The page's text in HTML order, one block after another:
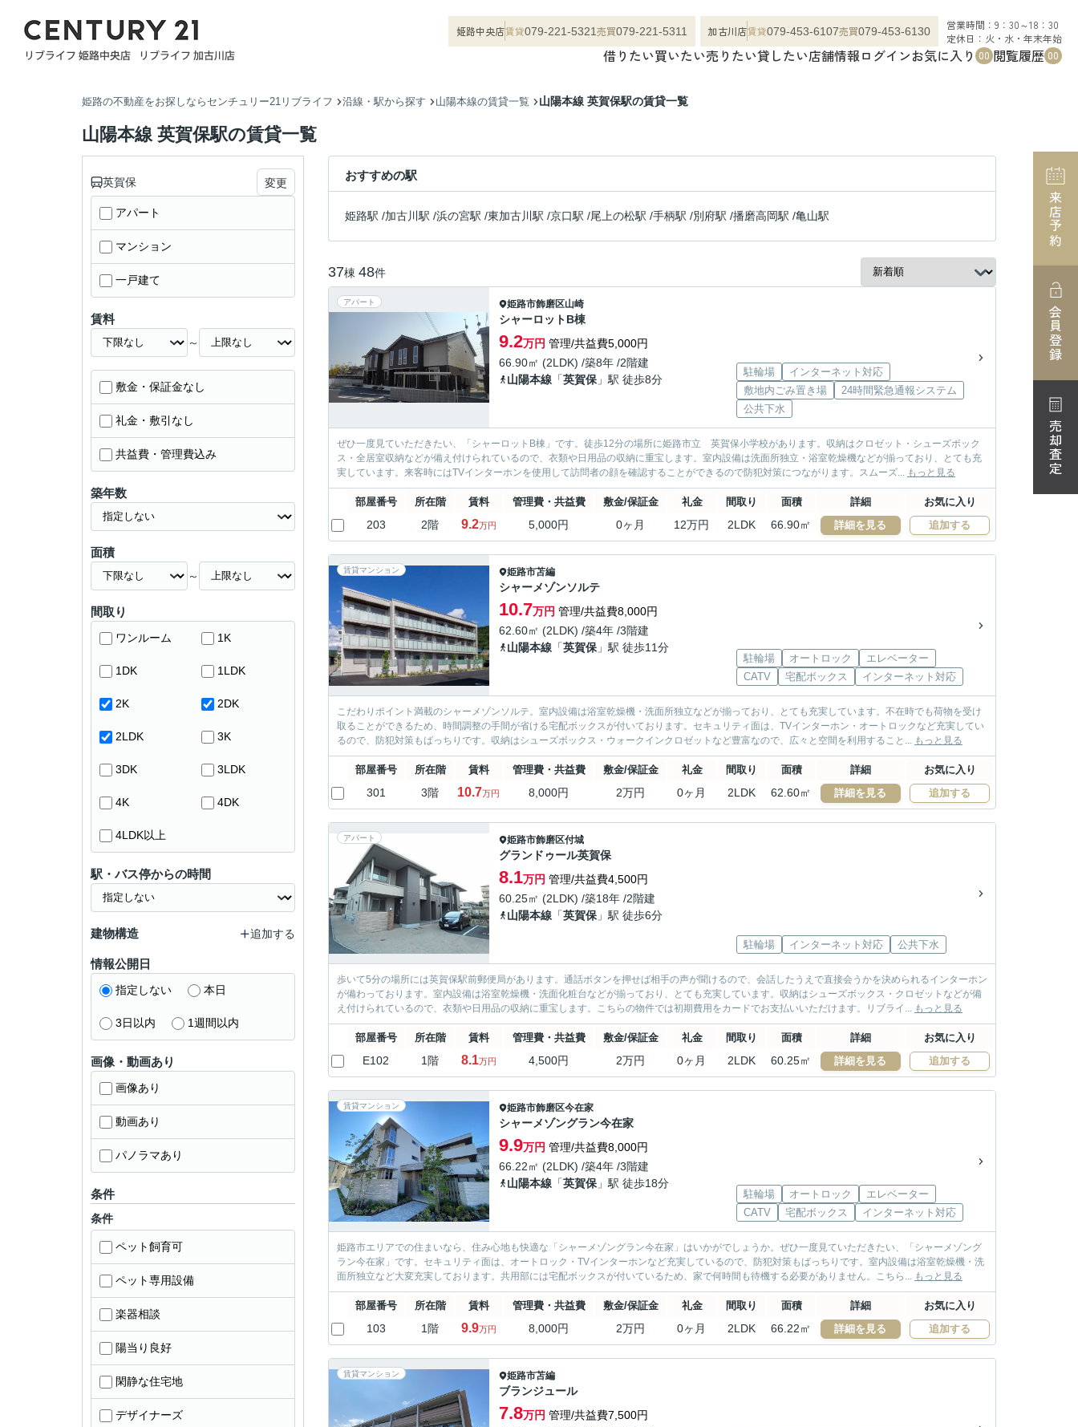
姫路中央店賃貸079-221-5321売買079-221-5311 加古川店賃貸079-453-6107売買079-453-6130
営業時間：9：30～18：30
定休日：火・水・年末年始
借りたい買いたい売りたい貸したい店舗情報ログインお気に入り 00 閲覧履歴 00
姫路の不動産をお探しならセンチュリー21リブライフ 沿線・駅から探す 山陽本線の賃貸一覧 山陽本線 英賀保駅の賃貸一覧
山陽本線 英賀保駅の賃貸一覧
おすすめの駅
姫路駅 /加古川駅 /浜の宮駅 /東加古川駅 /京口駅 /尾上の松駅 /手柄駅 /別府駅 /播磨高岡駅 /亀山駅
37棟 48件
アパート 姫路市飾磨区山崎
シャーロットB棟
9.2万円 管理/共益費5,000円
66.90㎡ (2LDK) /築8年 /2階建
山陽本線 「英賀保 」駅 徒歩8分
駐輪場
インターネット対応
敷地内ごみ置き場
24時間緊急通報システム
公共下水
ぜひ一度見ていただきたい、「シャーロットB棟」です。徒歩12分の場所に姫路市立 英賀保小学校があります。収納はクロゼット・シューズボック
ス・全居室収納などが備え付けられているので、衣類や日用品の収納に重宝します。室内設備は洗面所独立・浴室乾燥機などが揃っており、とても充
実しています。来客時にはTVインターホンを使用して訪問者の顔を確認することができるので防犯対策につながります。スムーズ... もっと見る
部屋番号 所在階 賃料 管理費・共益費 敷金/保証金 礼金 間取り 面積 詳細 お気に入り
203 2階 9.2万円 5,000円 0ヶ月 12万円 2LDK 66.90㎡ 詳細を見る 追加する
賃貸マンション 姫路市苫編
シャーメゾンソルテ
10.7万円 管理/共益費8,000円
62.60㎡ (2LDK) /築4年 /3階建
山陽本線 「英賀保 」駅 徒歩11分
駐輪場 オートロック
エレベーター
CATV
宅配ボックス インターネット対応
こだわりポイント満載のシャーメゾンソルテ。室内設備は浴室乾燥機・洗面所独立などが揃っており、とても充実しています。不在時でも荷物を受け
取ることができるため、時間調整の手間が省ける宅配ボックスが付いております。セキュリティ面は、TVインターホン・オートロックなど充実してい
るので、防犯対策もばっちりです。収納はシューズボックス・ウォークインクロゼットなど豊富なので、広々と空間を利用すること... もっと見る
部屋番号 所在階 賃料 管理費・共益費 敷金/保証金 礼金 間取り 面積 詳細 お気に入り
301 3階 10.7万円 8,000円 2万円 0ヶ月 2LDK 62.60㎡ 詳細を見る 追加する
アパート 姫路市飾磨区付城
グランドゥール英賀保
8.1万円 管理/共益費4,500円
60.25㎡ (2LDK) /築18年 /2階建
山陽本線 「英賀保 」駅 徒歩6分
駐輪場 インターネット対応 公共下水
歩いて5分の場所には英賀保駅前郵便局があります。通話ボタンを押せば相手の声が聞けるので、会話したうえで直接会うかを決められるインターホン
が備わっております。室内設備は浴室乾燥機・洗面化粧台などが揃っており、とても充実しています。収納はシューズボックス・クロゼットなどが備
え付けられているので、衣類や日用品の収納に重宝します。こちらの物件では初期費用をカードでお支払いいただけます。リブライ... もっと見る
部屋番号 所在階 賃料 管理費・共益費 敷金/保証金 礼金 間取り 面積 詳細 お気に入り
E102 1階 8.1万円 4,500円 2万円 0ヶ月 2LDK 60.25㎡ 詳細を見る 追加する
賃貸マンション 姫路市飾磨区今在家
シャーメゾングラン今在家
9.9万円 管理/共益費8,000円
66.22㎡ (2LDK) /築4年 /3階建
山陽本線 「英賀保 」駅 徒歩18分
駐輪場 オートロック
エレベーター
CATV
宅配ボックス インターネット対応
姫路市エリアでの住まいなら、住み心地も快適な「シャーメゾングラン今在家」はいかがでしょうか。ぜひ一度見ていただきたい、「シャーメゾング
ラン今在家」です。セキュリティ面は、オートロック・TVインターホンなど充実しているので、防犯対策もばっちりです。室内設備は浴室乾燥機・洗
面所独立など大変充実しております。共用部には宅配ボックスが付いているため、家で何時間も待機する必要がありません。こちら... もっと見る
部屋番号 所在階 賃料 管理費・共益費 敷金/保証金 礼金 間取り 面積 詳細 お気に入り
103 1階 9.9万円 8,000円 2万円 0ヶ月 2LDK 66.22㎡ 詳細を見る 追加する
賃貸マンション 姫路市苫編
ブランジュール
7.8万円 管理/共益費7,500円
英賀保 変更
アパート
マンション
一戸建て
賃料
～
敷金・保証金なし
礼金・敷引なし
共益費・管理費込み
築年数
面積
～
間取り
ワンルーム 1K
1DK 1LDK
2K 2DK
2LDK 3K
3DK 3LDK
4K 4DK
4LDK以上
駅・バス停からの時間
建物構造 追加する
情報公開日
指定しない 本日
3日以内 1週間以内
画像・動画あり
画像あり
動画あり
パノラマあり
条件
条件
ペット飼育可
ペット専用設備
楽器相談
陽当り良好
閑静な住宅地
デザイナーズ
来店予約
会員登録
売却査定